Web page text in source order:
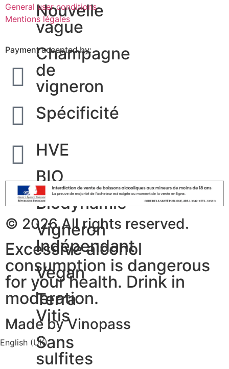
Nouvelle
vague
Champagne
de
vigneron
Spécificité
HVE
BIO
Biodynamie
Vigneron
Indépendant
Vegan
Terra
Vitis
Sans
sulfites
General user conditions
Mentions légales
Payment accepted by:
© 2026 All rights reserved.
Excessive alcohol
consumption is dangerous
for your health. Drink in
moderation.
Made by Vinopass
English (UK)